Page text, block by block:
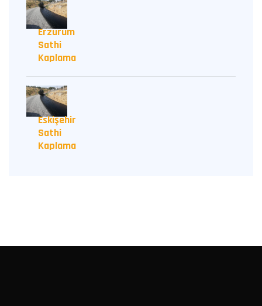
Erzurum
Sathi
Kaplama
Eskişehir
Sathi
Kaplama